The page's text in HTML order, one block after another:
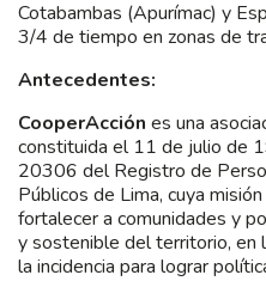
Cotabambas (Apurímac) y
3/4 de tiempo en zonas de
Antecedentes:
CooperAcción es una
constituida el 11 de julio de
20306 del Registro de
Públicos de Lima, cuya
fortalecer a comunidades y
y sostenible del territorio, en
la incidencia para lograr